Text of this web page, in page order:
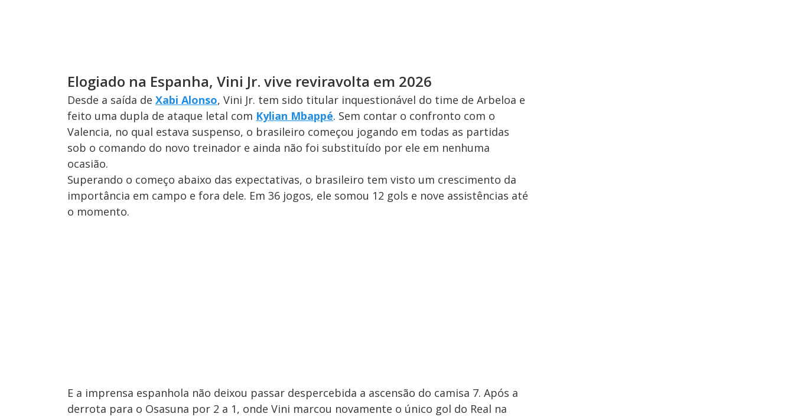
Elogiado na Espanha, Vini Jr. vive reviravolta em 2026
Desde a saída de Xabi Alonso, Vini Jr. tem sido titular inquestionável do time de Arbeloa e
feito uma dupla de ataque letal com Kylian Mbappé. Sem contar o confronto com o
Valencia, no qual estava suspenso, o brasileiro começou jogando em todas as partidas
sob o comando do novo treinador e ainda não foi substituído por ele em nenhuma
ocasião.
Superando o começo abaixo das expectativas, o brasileiro tem visto um crescimento da
importância em campo e fora dele. Em 36 jogos, ele somou 12 gols e nove assistências até
o momento.
E a imprensa espanhola não deixou passar despercebida a ascensão do camisa 7. Após a
derrota para o Osasuna por 2 a 1, onde Vini marcou novamente o único gol do Real na